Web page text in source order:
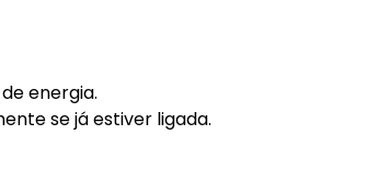
energia.
se já estiver ligada.